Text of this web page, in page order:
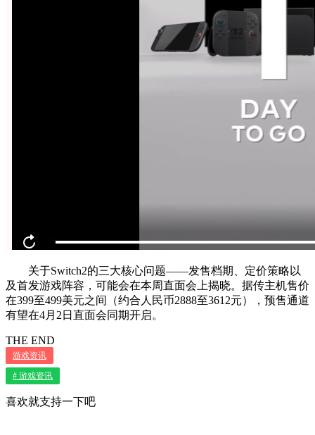
关于Switch2的三大核心问题——发售档期、定价策略以
及首发游戏阵容，可能会在本周直面会上揭晓。据传主机售价
在399至499美元之间（约合人民币2888至3612元），预售通道
有望在4月2日直面会同期开启。
THE END
游戏资讯
# 游戏资讯
喜欢就支持一下吧